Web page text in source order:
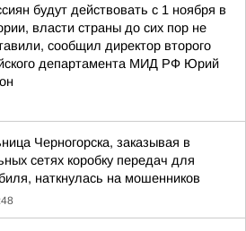
будут действовать с 1 ноября в
власти страны до сих пор не
сообщил директор второго
департамента МИД РФ Юрий
Черногорска, заказывая в
сетях коробку передач для
наткнулась на мошенников